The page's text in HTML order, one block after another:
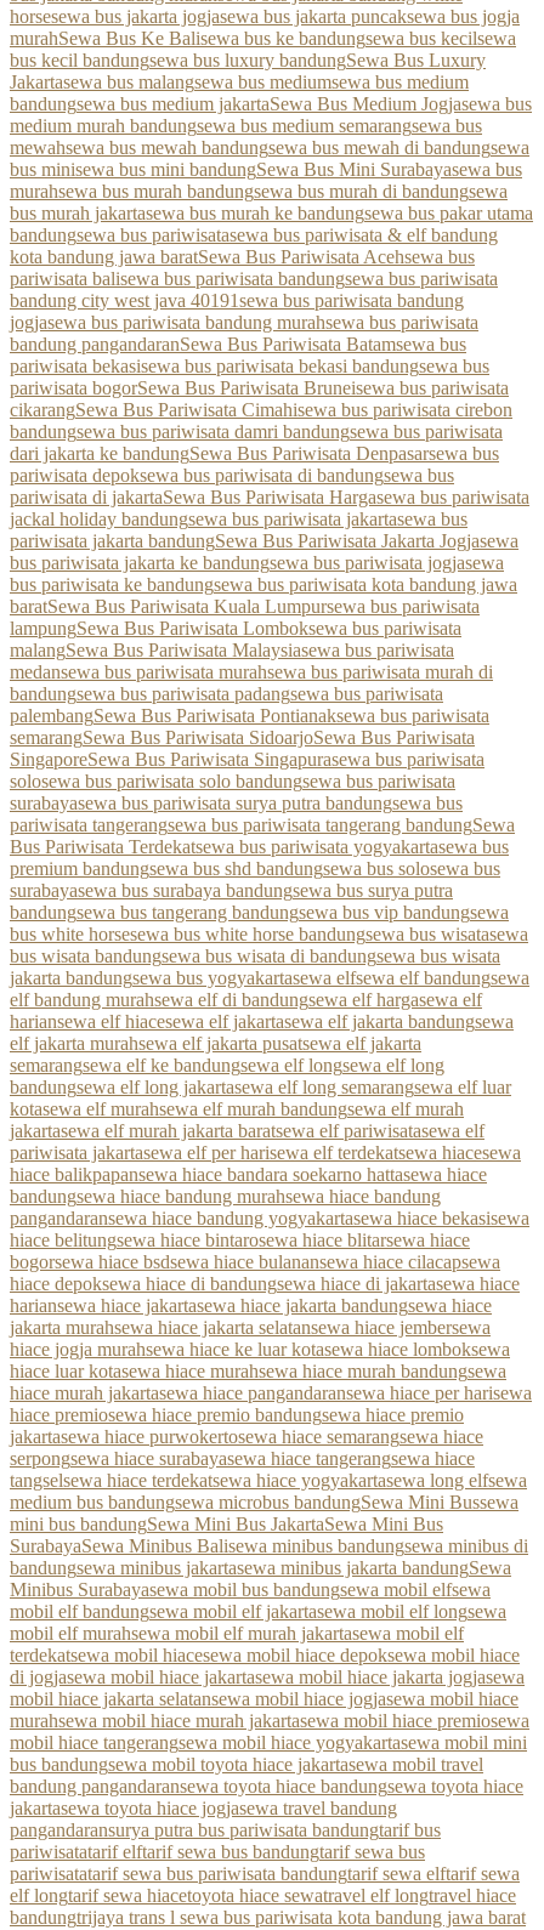
horsesewa bus jakarta jogjasewa bus jakarta puncaksewa bus jogja
murahSewa Bus Ke Balisewa bus ke bandungsewa bus kecilsewa
bus kecil bandungsewa bus luxury bandungSewa Bus Luxury
Jakartasewa bus malangsewa bus mediumsewa bus medium
bandungsewa bus medium jakartaSewa Bus Medium Jogjasewa bus
medium murah bandungsewa bus medium semarangsewa bus
mewahsewa bus mewah bandungsewa bus mewah di bandungsewa
bus minisewa bus mini bandungSewa Bus Mini Surabayasewa bus
murahsewa bus murah bandungsewa bus murah di bandungsewa
bus murah jakartasewa bus murah ke bandungsewa bus pakar utama
bandungsewa bus pariwisatasewa bus pariwisata & elf bandung
kota bandung jawa baratSewa Bus Pariwisata Acehsewa bus
pariwisata balisewa bus pariwisata bandungsewa bus pariwisata
bandung city west java 40191sewa bus pariwisata bandung
jogjasewa bus pariwisata bandung murahsewa bus pariwisata
bandung pangandaranSewa Bus Pariwisata Batamsewa bus
pariwisata bekasisewa bus pariwisata bekasi bandungsewa bus
pariwisata bogorSewa Bus Pariwisata Bruneisewa bus pariwisata
cikarangSewa Bus Pariwisata Cimahisewa bus pariwisata cirebon
bandungsewa bus pariwisata damri bandungsewa bus pariwisata
dari jakarta ke bandungSewa Bus Pariwisata Denpasarsewa bus
pariwisata depoksewa bus pariwisata di bandungsewa bus
pariwisata di jakartaSewa Bus Pariwisata Hargasewa bus pariwisata
jackal holiday bandungsewa bus pariwisata jakartasewa bus
pariwisata jakarta bandungSewa Bus Pariwisata Jakarta Jogjasewa
bus pariwisata jakarta ke bandungsewa bus pariwisata jogjasewa
bus pariwisata ke bandungsewa bus pariwisata kota bandung jawa
baratSewa Bus Pariwisata Kuala Lumpursewa bus pariwisata
lampungSewa Bus Pariwisata Lomboksewa bus pariwisata
malangSewa Bus Pariwisata Malaysiasewa bus pariwisata
medansewa bus pariwisata murahsewa bus pariwisata murah di
bandungsewa bus pariwisata padangsewa bus pariwisata
palembangSewa Bus Pariwisata Pontianaksewa bus pariwisata
semarangSewa Bus Pariwisata SidoarjoSewa Bus Pariwisata
SingaporeSewa Bus Pariwisata Singapurasewa bus pariwisata
solosewa bus pariwisata solo bandungsewa bus pariwisata
surabayasewa bus pariwisata surya putra bandungsewa bus
pariwisata tangerangsewa bus pariwisata tangerang bandungSewa
Bus Pariwisata Terdekatsewa bus pariwisata yogyakartasewa bus
premium bandungsewa bus shd bandungsewa bus solosewa bus
surabayasewa bus surabaya bandungsewa bus surya putra
bandungsewa bus tangerang bandungsewa bus vip bandungsewa
bus white horsesewa bus white horse bandungsewa bus wisatasewa
bus wisata bandungsewa bus wisata di bandungsewa bus wisata
jakarta bandungsewa bus yogyakartasewa elfsewa elf bandungsewa
elf bandung murahsewa elf di bandungsewa elf hargasewa elf
hariansewa elf hiacesewa elf jakartasewa elf jakarta bandungsewa
elf jakarta murahsewa elf jakarta pusatsewa elf jakarta
semarangsewa elf ke bandungsewa elf longsewa elf long
bandungsewa elf long jakartasewa elf long semarangsewa elf luar
kotasewa elf murahsewa elf murah bandungsewa elf murah
jakartasewa elf murah jakarta baratsewa elf pariwisatasewa elf
pariwisata jakartasewa elf per harisewa elf terdekatsewa hiacesewa
hiace balikpapansewa hiace bandara soekarno hattasewa hiace
bandungsewa hiace bandung murahsewa hiace bandung
pangandaransewa hiace bandung yogyakartasewa hiace bekasisewa
hiace belitungsewa hiace bintarosewa hiace blitarsewa hiace
bogorsewa hiace bsdsewa hiace bulanansewa hiace cilacapsewa
hiace depoksewa hiace di bandungsewa hiace di jakartasewa hiace
hariansewa hiace jakartasewa hiace jakarta bandungsewa hiace
jakarta murahsewa hiace jakarta selatansewa hiace jembersewa
hiace jogja murahsewa hiace ke luar kotasewa hiace lomboksewa
hiace luar kotasewa hiace murahsewa hiace murah bandungsewa
hiace murah jakartasewa hiace pangandaransewa hiace per harisewa
hiace premiosewa hiace premio bandungsewa hiace premio
jakartasewa hiace purwokertosewa hiace semarangsewa hiace
serpongsewa hiace surabayasewa hiace tangerangsewa hiace
tangselsewa hiace terdekatsewa hiace yogyakartasewa long elfsewa
medium bus bandungsewa microbus bandungSewa Mini Bussewa
mini bus bandungSewa Mini Bus JakartaSewa Mini Bus
SurabayaSewa Minibus Balisewa minibus bandungsewa minibus di
bandungsewa minibus jakartasewa minibus jakarta bandungSewa
Minibus Surabayasewa mobil bus bandungsewa mobil elfsewa
mobil elf bandungsewa mobil elf jakartasewa mobil elf longsewa
mobil elf murahsewa mobil elf murah jakartasewa mobil elf
terdekatsewa mobil hiacesewa mobil hiace depoksewa mobil hiace
di jogjasewa mobil hiace jakartasewa mobil hiace jakarta jogjasewa
mobil hiace jakarta selatansewa mobil hiace jogjasewa mobil hiace
murahsewa mobil hiace murah jakartasewa mobil hiace premiosewa
mobil hiace tangerangsewa mobil hiace yogyakartasewa mobil mini
bus bandungsewa mobil toyota hiace jakartasewa mobil travel
bandung pangandaransewa toyota hiace bandungsewa toyota hiace
jakartasewa toyota hiace jogjasewa travel bandung
pangandaransurya putra bus pariwisata bandungtarif bus
pariwisatatarif elftarif sewa bus bandungtarif sewa bus
pariwisatatarif sewa bus pariwisata bandungtarif sewa elftarif sewa
elf longtarif sewa hiacetoyota hiace sewatravel elf longtravel hiace
bandungtrijaya trans l sewa bus pariwisata kota bandung jawa barat